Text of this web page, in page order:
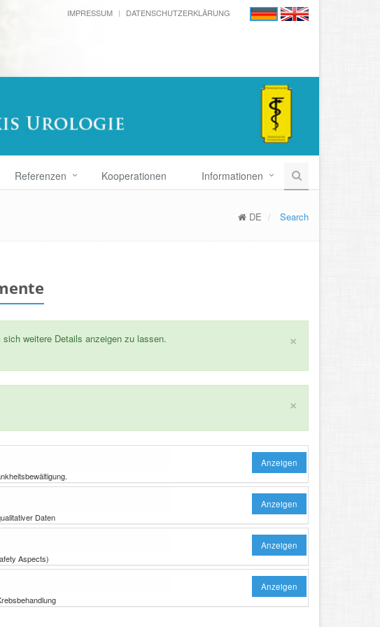
IMPRESSUM DATENSCHUTZERKLÄRUNG
Referenzen Kooperationen Informationen
DE Search
×
weitere Details anzeigen zu lassen.
×
Anzeigen
Daten
Anzeigen
Aspects)
Anzeigen
Anzeigen